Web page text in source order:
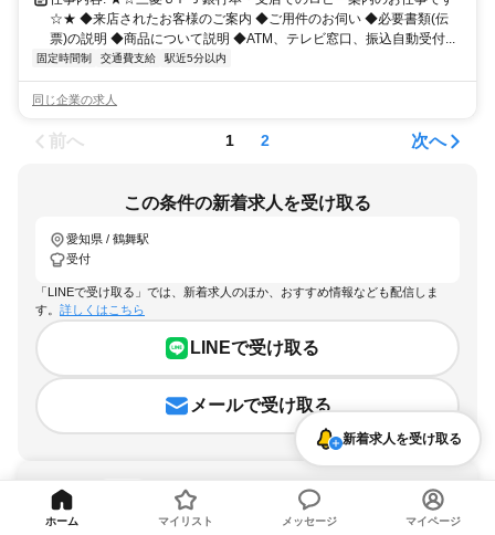
☆★ ◆来店されたお客様のご案内 ◆ご用件のお伺い ◆必要書類(伝
票)の説明 ◆商品について説明 ◆ATM、テレビ窓口、振込自動受付...
固定時間制 交通費支給 駅近5分以内
同じ企業の求人
前へ 1 2 次へ
この条件の新着求人を受け取る
愛知県 / 鶴舞駅
受付
「LINEで受け取る」では、新着求人のほか、おすすめ情報なども配信しま
す。 詳しくはこちら
LINEで受け取る
メールで受け取る
新着求人を受け取る
ホーム マイリスト メッセージ マイページ